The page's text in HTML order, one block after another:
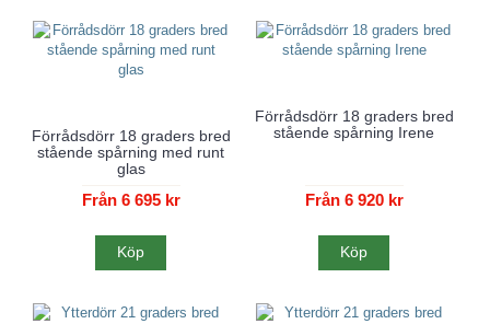
Förrådsdörr 18 graders bred
stående spårning med runt
glas
Från 6 695 kr
Köp
Förrådsdörr 18 graders bred
stående spårning Irene
Från 6 920 kr
Köp